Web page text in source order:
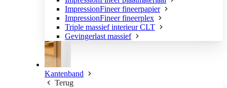
ImpressionFineer fineerpapier
ImpressionFineer fineerplex
Triple massief interieur CLT
Gevingerlast massief
Kantenband
Terug